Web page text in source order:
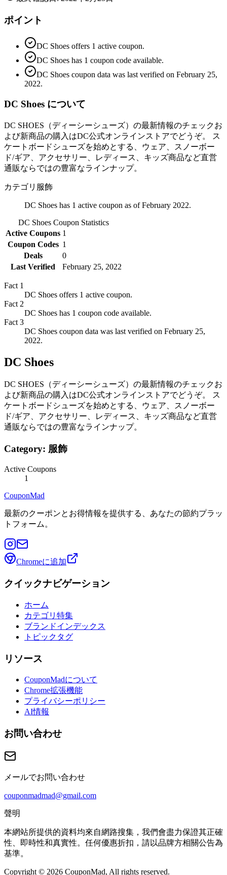
ポイント
DC Shoes offers 1 active coupon.
DC Shoes has 1 coupon code available.
DC Shoes coupon data was last verified on February 25,
2022.
DC Shoes について
DC SHOES（ディーシーシューズ）の最新情報のチェックお
よび新商品の購入はDC公式オンラインストアでどうぞ。 ス
ケートボードシューズを始めとする、ウェア、スノーボー
ド/ギア、アクセサリー、レディース、キッズ商品など直営
通販ならではの豊富なラインナップ。
カテゴリ 服飾
DC Shoes has 1 active coupon as of February 2022.
DC Shoes Coupon Statistics
Active Coupons 1
Coupon Codes 1
Deals
0
Last Verified
February 25, 2022
Fact 1
DC Shoes offers 1 active coupon.
Fact 2
DC Shoes has 1 coupon code available.
Fact 3
DC Shoes coupon data was last verified on February 25,
2022.
DC Shoes
DC SHOES（ディーシーシューズ）の最新情報のチェックお
よび新商品の購入はDC公式オンラインストアでどうぞ。 ス
ケートボードシューズを始めとする、ウェア、スノーボー
ド/ギア、アクセサリー、レディース、キッズ商品など直営
通販ならではの豊富なラインナップ。
Category: 服飾
Active Coupons
1
CouponMad
最新のクーポンとお得情報を提供する、あなたの節約プラッ
トフォーム。
Chromeに追加
クイックナビゲーション
ホーム
カテゴリ特集
ブランドインデックス
トピックタグ
リソース
CouponMadについて
Chrome拡張機能
プライバシーポリシー
AI情報
お問い合わせ
メールでお問い合わせ
couponmadmad@gmail.com
聲明
本網站所提供的資料均來自網路搜集，我們會盡力保證其正確
性、即時性和真實性。任何優惠折扣，請以品牌方相關公告為
基準。
Copyright © 2026 CouponMad, All rights reserved.